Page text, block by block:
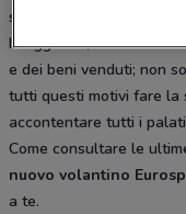
sulla spesa.
In aggiunta, va
e dei beni venduti; non
tutti questi motivi fare la
accontentare tutti i
Come consultare le
nuovo volantino
a te.